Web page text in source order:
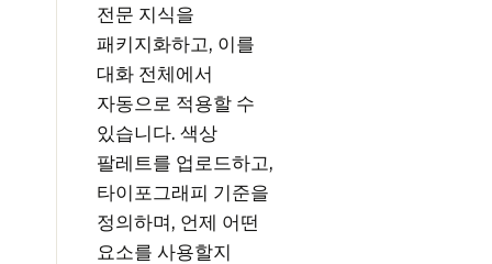
전문 지식을
패키지화하고, 이를
대화 전체에서
자동으로 적용할 수
있습니다. 색상
팔레트를 업로드하고,
타이포그래피 기준을
정의하며, 언제 어떤
요소를 사용할지